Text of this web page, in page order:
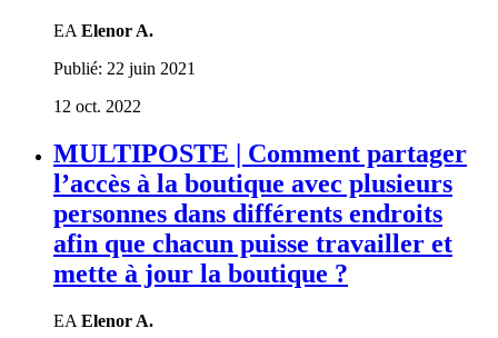
EA Elenor A.
Publié: 22 juin 2021
12 oct. 2022
MULTIPOSTE | Comment partager
l’accès à la boutique avec plusieurs
personnes dans différents endroits
afin que chacun puisse travailler et
mette à jour la boutique ?
EA Elenor A.